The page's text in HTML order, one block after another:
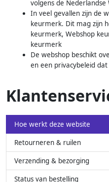
Hoe werkt deze website
Retourneren & ruilen
Verzending & bezorging
Status van bestelling
volgens de Nederlandse
In veel gevallen zijn de
keurmerk. Dit mag zijn
keurmerk, Webshop
keurmerk
De webshop beschikt
en een privacybeleid